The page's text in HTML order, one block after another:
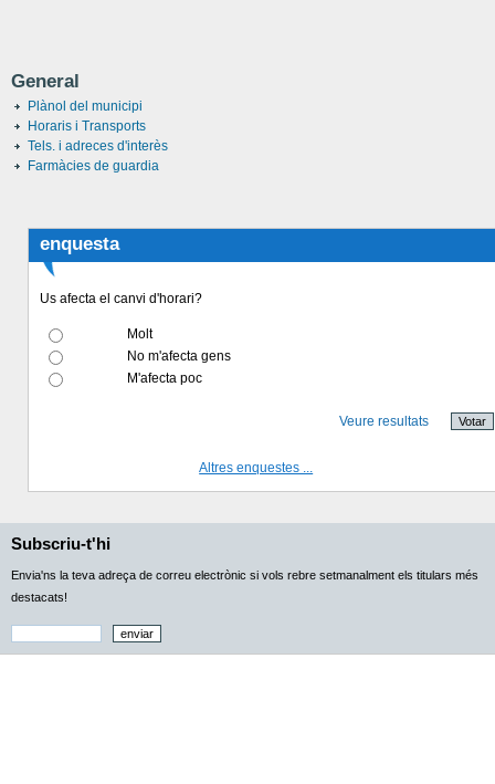
General
Plànol del municipi
Horaris i Transports
Tels. i adreces d'interès
Farmàcies de guardia
enquesta
Us afecta el canvi d'horari?
Molt
No m'afecta gens
M'afecta poc
Veure resultats
Altres enquestes ...
Subscriu-t'hi
Envia'ns la teva adreça de correu electrònic si vols rebre setmanalment els titulars més
destacats!